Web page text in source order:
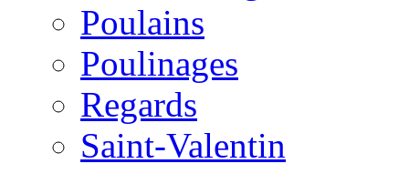
Poulains
Poulinages
Regards
Saint-Valentin